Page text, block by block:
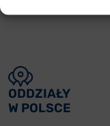
ODDZIAŁY
W POLSCE